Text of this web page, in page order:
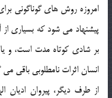
امروزه روش هاي گوناگوني
پيشنهاد مي شود که بسياري از
بر شادي کوتاه مدت است، و
انسان اثرات نامطلوبي باقي مي
از طرف ديگر، پيروان اديان